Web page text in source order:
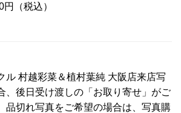
（税込）
ル 村越彩菜＆植村葉純 大阪店来店写
、後日受け渡しの「お取り寄せ」がご
品切れ写真をご希望の場合は、写真購